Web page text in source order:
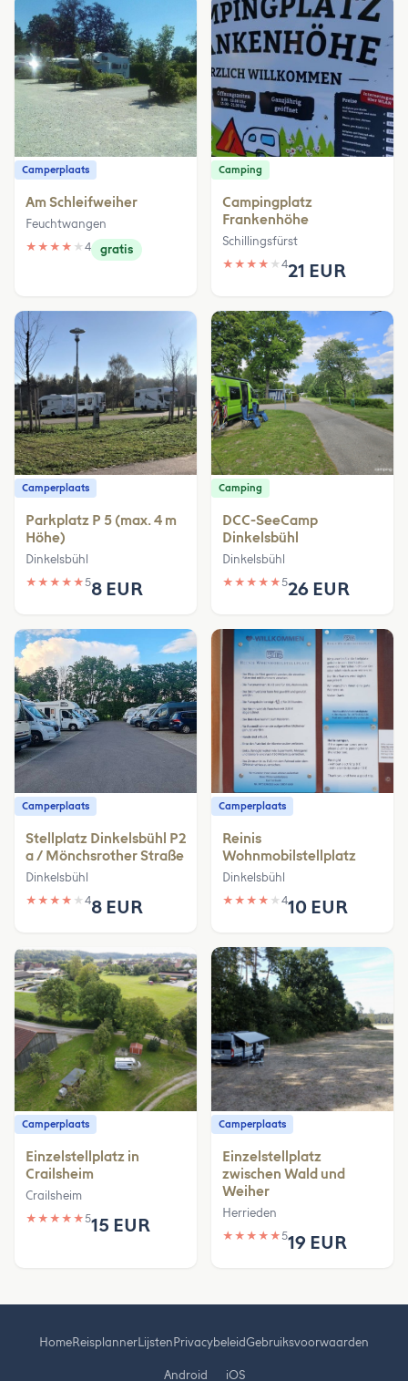
Camperplaats
Am Schleifweiher
Feuchtwangen
★ ★ ★ ★ ★ 4 gratis
Camping
Campingplatz
Frankenhöhe
Schillingsfürst
★ ★ ★ ★ ★ 421 EUR
Camperplaats
Parkplatz P 5 (max. 4 m
Höhe)
Dinkelsbühl
★ ★ ★ ★ ★58 EUR
Camping
DCC-SeeCamp
Dinkelsbühl
Dinkelsbühl
★ ★ ★ ★ ★526 EUR
Camperplaats
Stellplatz Dinkelsbühl P2
a / Mönchsrother Straße
Dinkelsbühl
★ ★ ★ ★ ★ 48 EUR
Camperplaats
Reinis
Wohnmobilstellplatz
Dinkelsbühl
★ ★ ★ ★ ★ 410 EUR
Camperplaats
Einzelstellplatz in
Crailsheim
Crailsheim
★ ★ ★ ★ ★515 EUR
Camperplaats
Einzelstellplatz
zwischen Wald und
Weiher
Herrieden
★ ★ ★ ★ ★519 EUR
HomeReisplannerLijstenPrivacybeleidGebruiksvoorwaarden
Android iOS